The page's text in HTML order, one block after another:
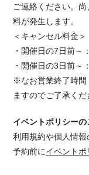
ご連絡ください。
料が発生します。
＜キャンセル料金＞
・開催日の7日前～
・開催日の3日前～
※なお営業終了時間
ますのでご了承くだ
イベントポリシーの
利用規約や個人情
予約前にイベントポ